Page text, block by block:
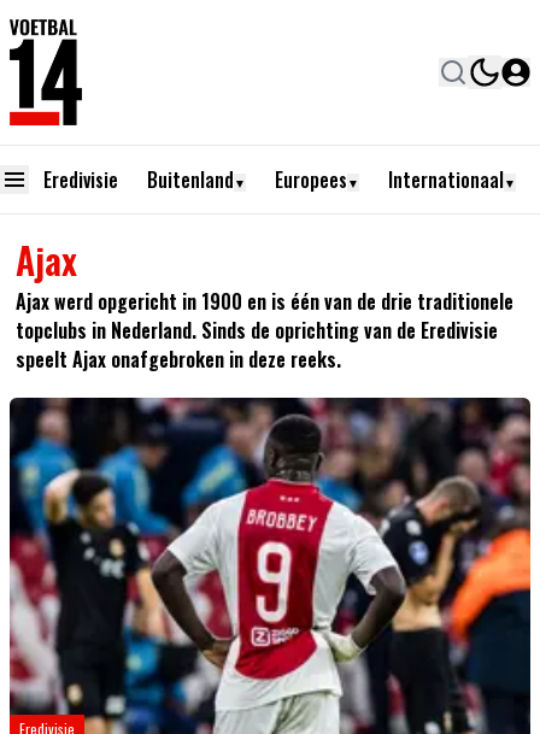
Eredivisie Buitenland ▼ Europees ▼ Internationaal▼
Ajax
Ajax werd opgericht in 1900 en is één van de drie traditionele
topclubs in Nederland. Sinds de oprichting van de Eredivisie
speelt Ajax onafgebroken in deze reeks.
Eredivisie